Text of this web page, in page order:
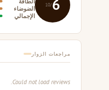
6
/10
الضوضاء
الإجمالي
مراجعات الزوار
Could not load reviews.